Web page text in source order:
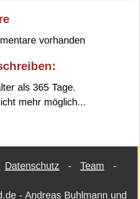
vorhanden
als 365 Tage.
mehr möglich...
Datenschutz - Team -
- Andreas Buhlmann und